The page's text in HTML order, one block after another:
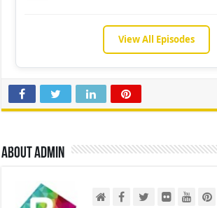
View All Episodes
About admin